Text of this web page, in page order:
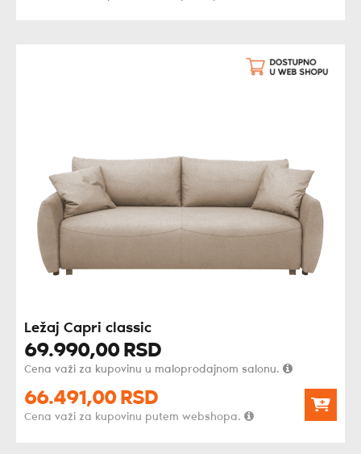
Ležaj Capri classic
69.990,00 RSD
Cena važi za kupovinu u maloprodajnom salonu.
66.491,00 RSD
Cena važi za kupovinu putem webshopa.